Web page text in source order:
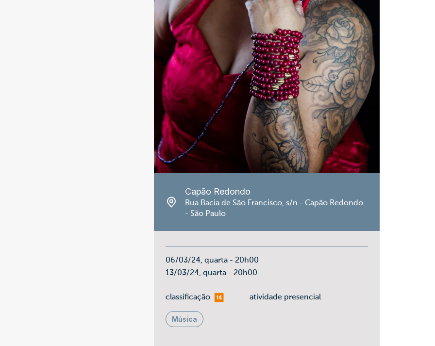
Capão Redondo
Rua Bacia de São Francisco, s/n - Capão Redondo
- São Paulo
06/03/24, quarta - 20h00
13/03/24, quarta - 20h00
classificaçãomais 14 atividade presencial
Música